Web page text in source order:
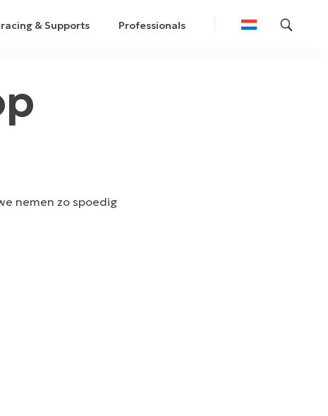
& Supports Professionals
nemen zo spoedig